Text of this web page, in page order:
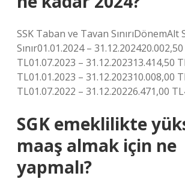
SSK Taban ve Tavan SınırıDönemAlt
Sınır01.01.2024 –
TL01.07.2023 – 31.12.202313.414,50
TL01.01.2023 – 31.12.202310.008,00
TL01.07.2022 – 31.12.20226.471,00
SGK emeklilikte
maaş almak için ne
yapmalı?